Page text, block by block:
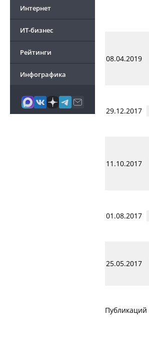
Интернет
ИТ-бизнес
Рейтинги
Инфографика
08.04.2019
29.12.2017
11.10.2017
01.08.2017
25.05.2017